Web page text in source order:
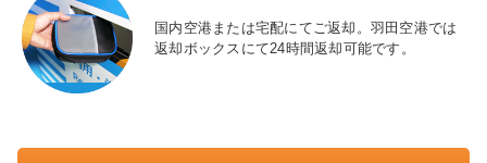
国内空港または宅配にてご返却。羽田空港では
返却ボックスにて24時間返却可能です。